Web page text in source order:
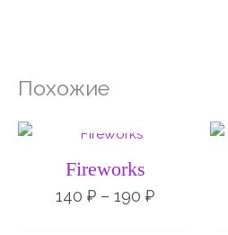
Похожие
Fireworks
140 ₽ – 190 ₽
Диапазон
190 ₽